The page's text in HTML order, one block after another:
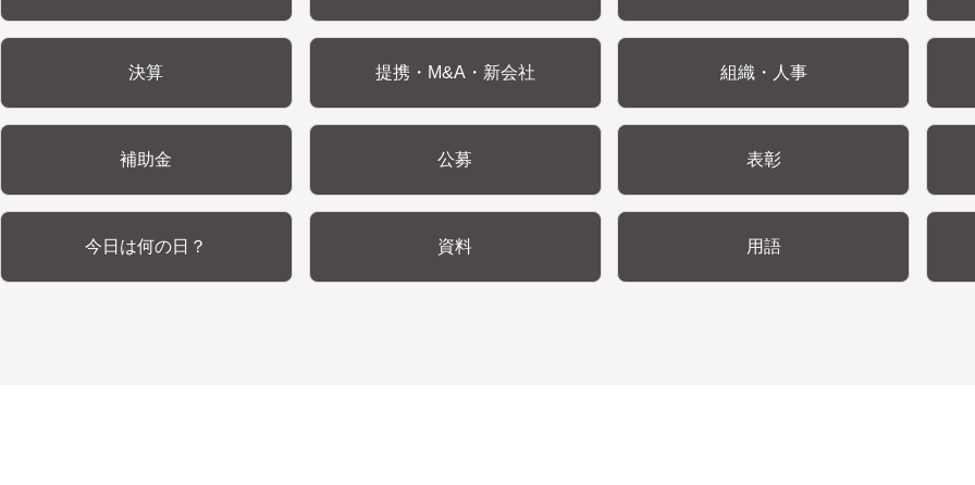
決算 提携・M&A・新会社 組織・人事
補助金 公募 表彰
今日は何の日？ 資料 用語